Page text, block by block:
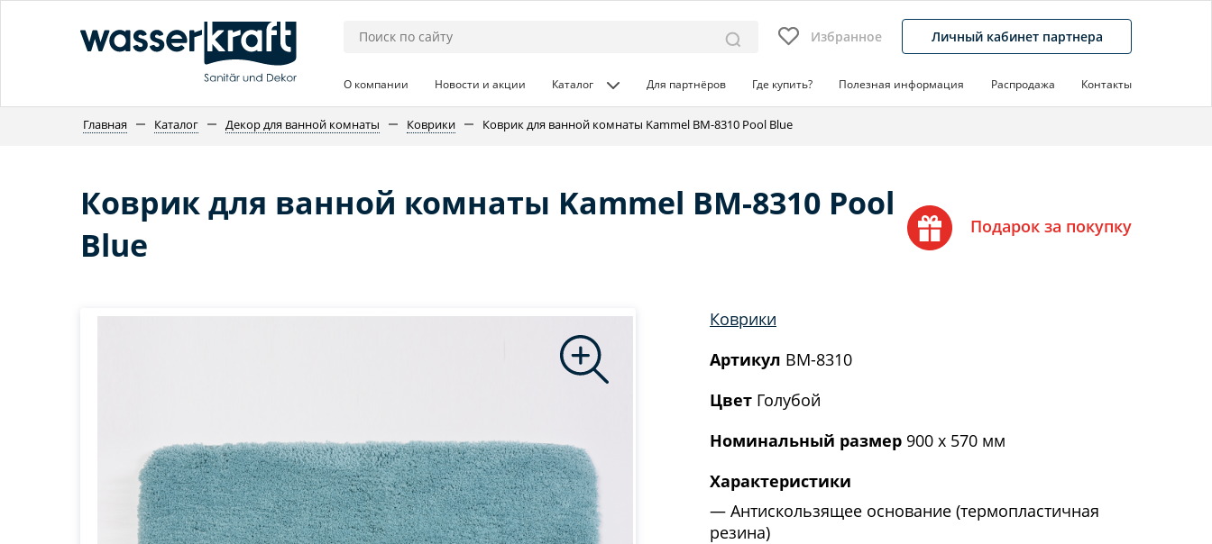
Избранное Личный кабинет партнера
О компании Новости и акции Каталог Для партнёров Где купить? Полезная информация Распродажа Контакты
Главная Каталог Декор для ванной комнаты Коврики Коврик для ванной комнаты Kammel BM-8310 Pool Blue
Коврик для ванной комнаты Kammel BM-8310 Pool
Blue
Подарок за покупку
Коврики
Артикул BM-8310
Цвет Голубой
Номинальный размер 900 х 570 мм
Характеристики
Антискользящее основание (термопластичная
резина)